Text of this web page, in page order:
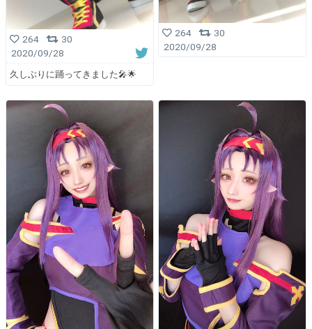
264
30
2020/09/28
久しぶりに踊ってきました🎤🌟
264
30
2020/09/28